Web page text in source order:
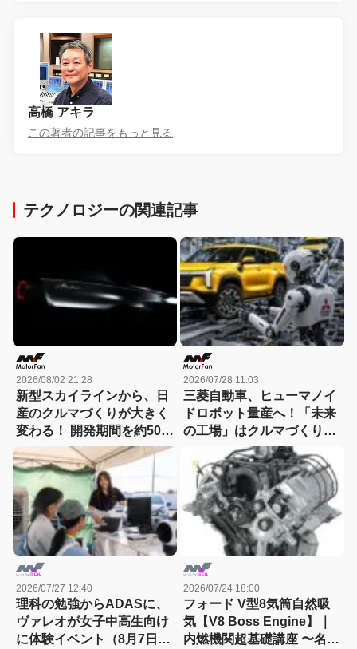
高橋 アキラ
この著者の記事をもっと見る
テクノロジーの関連記事
2026/08/02 21:28
新型スカイラインから、日
産のクルマづくりが大きく
変わる！ 開発期間を約50か
月から30か月へと大幅短縮
2026/07/28 11:03
三菱自動車、ヒューマノイ
ドロボット量産へ！「未来
の工場」はクルマづくりを
どう変えるのか
2026/07/27 12:40
理科の勉強からADASに、
ヴァレオが女子中高生向け
に体験イベント（8月7日締
2026/07/24 18:00
フォード V型8気筒自然吸
気【V8 Boss Engine】｜
内燃機関超基礎講座 〜名作